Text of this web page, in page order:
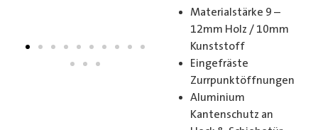
Materialstärke 9 –
12mm Holz / 10mm
Kunststoff
Eingefräste
Zurrpunktöffnungen
Aluminium
Kantenschutz an